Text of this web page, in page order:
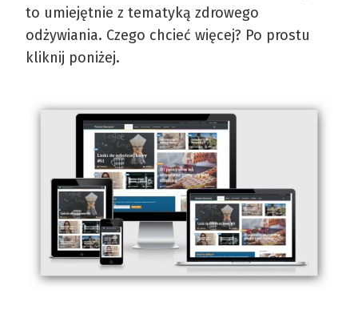
to umiejętnie z tematyką zdrowego
odżywiania. Czego chcieć więcej? Po prostu
kliknij poniżej.